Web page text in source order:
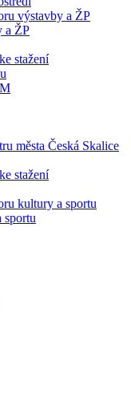
výstavby a ŽP
a ŽP
stažení
města Česká Skalice
stažení
kultury a sportu
sportu